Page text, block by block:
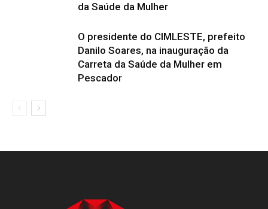
da Saúde da Mulher
O presidente do CIMLESTE, prefeito
Danilo Soares, na inauguração da
Carreta da Saúde da Mulher em
Pescador